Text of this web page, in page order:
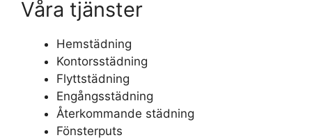
Våra tjänster
Hemstädning
Kontorsstädning
Flyttstädning
Engångsstädning
Återkommande städning
Fönsterputs